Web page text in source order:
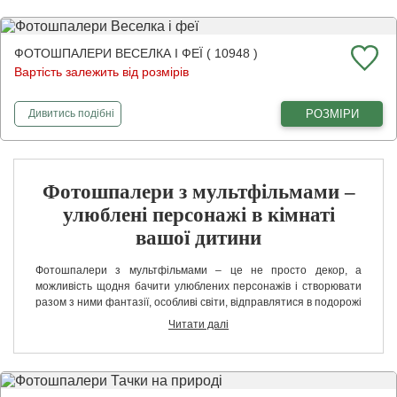
ФОТОШПАЛЕРИ ВЕСЕЛКА І ФЕЇ ( 10948 )
Вартість залежить від розмірів
Дивитисьфотошпалери
подібні РОЗМІРИ
Фотошпалери з мультфільмами –
улюблені персонажі в кімнаті
вашої дитини
Фотошпалери з мультфільмами – це не просто декор, а
можливість щодня бачити улюблених персонажів і створювати
разом з ними фантазії, особливі світи, відправлятися в подорожі
і переживати неймовірні моменти. Наші фотошпалери з
товарів.
У нас є шпалери з найвідомішими персонажами, яких люблять
Читати далі